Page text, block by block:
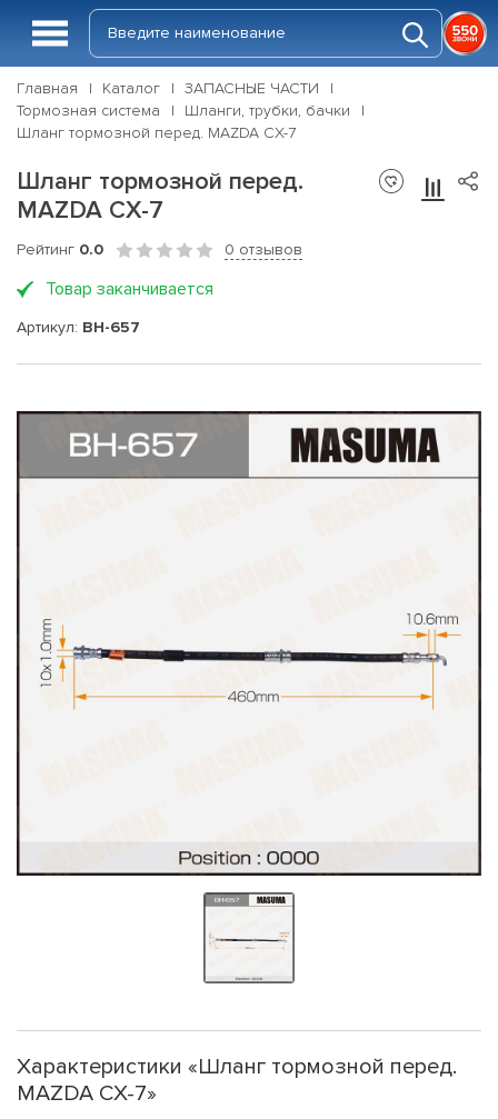
Главная Каталог
ЗАПАСНЫЕ ЧАСТИ
Тормозная система
Шланги, трубки, бачки
Шланг тормозной перед. MAZDA CX-7
Шланг тормозной перед.
MAZDA CX-7
Рейтинг 0.0 0 отзывов
Товар заканчивается
Артикул: BH-657
Характеристики «Шланг тормозной перед.
MAZDA CX-7»